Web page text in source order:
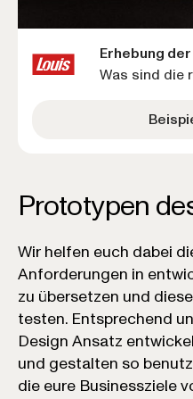
Erhebung
Was sind die
Prototypen
Wir helfen euch dabei
Anforderungen in
zu übersetzen und
testen. Entsprechend
Design Ansatz
und gestalten so
die eure Businessziele